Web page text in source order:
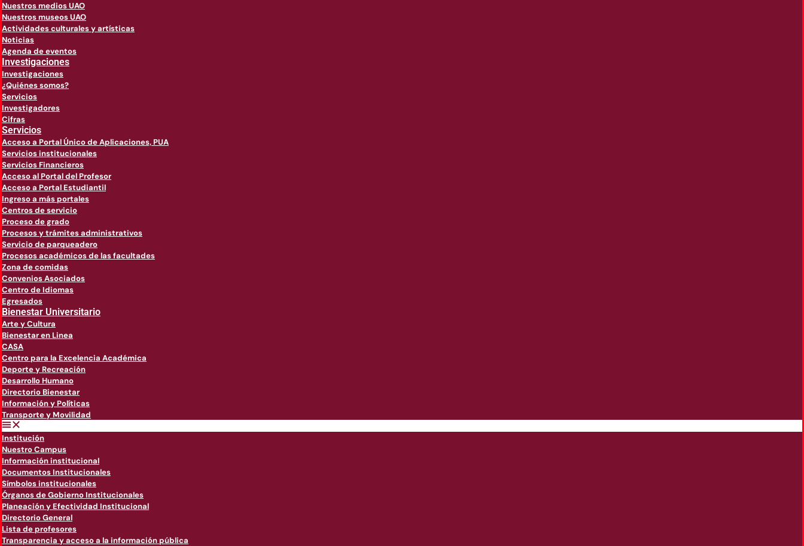
Nuestros medios UAO
Nuestros museos UAO
Actividades culturales y artísticas
Noticias
Agenda de eventos
Investigaciones
Investigaciones
¿Quiénes somos?
Servicios
Investigadores
Cifras
Servicios
Acceso a Portal Único de Aplicaciones, PUA
Servicios institucionales
Servicios Financieros
Acceso al Portal del Profesor
Acceso a Portal Estudiantil
Ingreso a más portales
Centros de servicio
Proceso de grado
Procesos y trámites administrativos
Servicio de parqueadero
Procesos académicos de las facultades
Zona de comidas
Convenios Asociados
Centro de Idiomas
Egresados
Bienestar Universitario
Arte y Cultura
Bienestar en Linea
CASA
Centro para la Excelencia Académica
Deporte y Recreación
Desarrollo Humano
Directorio Bienestar
Información y Políticas
Transporte y Movilidad
Institución
Nuestro Campus
Información institucional
Documentos Institucionales
Símbolos institucionales
Órganos de Gobierno Institucionales
Planeación y Efectividad Institucional
Directorio General
Lista de profesores
Transparencia y acceso a la información pública